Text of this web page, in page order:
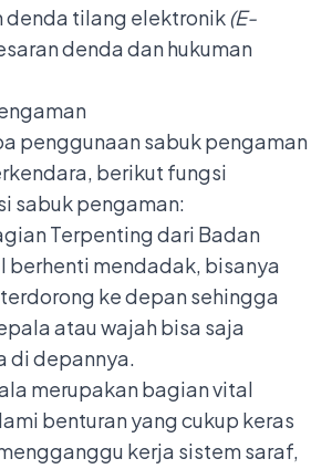
denda tilang elektronik(E-
denda dan hukuman
penggunaansabuk pengaman
berikut fungsi
sabuk pengaman:
Terpenting dari Badan
berhenti mendadak, bisanya
ke depan sehingga
atau wajah bisa saja
di depannya.
merupakan bagian vital
benturan yang cukup keras
kerja sistem saraf,